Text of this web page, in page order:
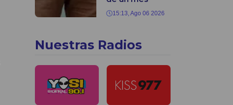
15:13, Ago 06 2026
Nuestras Radios